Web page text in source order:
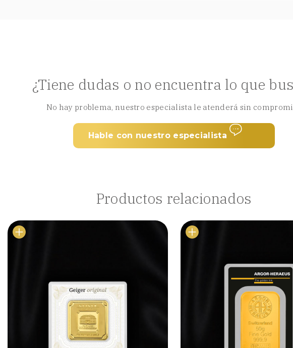
¿Tiene dudas o no encuentra lo que
No hay problema, nuestro especialista le atenderá sin
Hable con nuestro especialista
Productos relacionados